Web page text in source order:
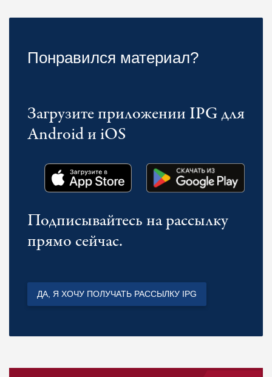
Понравился материал?
Загрузите приложении IPG для
Android и iOS
Подписывайтесь на рассылку
прямо сейчас.
ДА, Я ХОЧУ ПОЛУЧАТЬ РАССЫЛКУ IPG